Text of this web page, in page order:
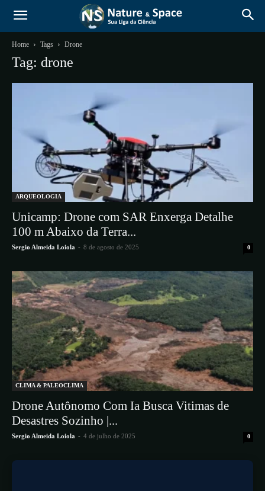
Home Tags Drone
Tag: drone
ARQUEOLOGIA
Unicamp: Drone com SAR Enxerga Detalhe
100 m Abaixo da Terra...
Sergio Almeida Loiola - 8 de agosto de 2025 0
CLIMA & PALEOCLIMA
Drone Autônomo Com Ia Busca Vitimas de
Desastres Sozinho |...
Sergio Almeida Loiola - 4 de julho de 2025 0